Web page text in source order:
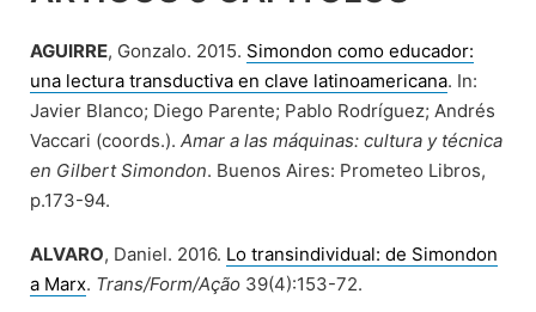
AGUIRRE, Gonzalo. 2015. Simondon como educador:
una lectura transductiva en clave latinoamericana. In:
Javier Blanco; Diego Parente; Pablo Rodríguez; Andrés
Vaccari (coords.). Amar a las máquinas: cultura y técnica
en Gilbert Simondon. Buenos Aires: Prometeo Libros,
p.173-94.
ALVARO, Daniel. 2016. Lo transindividual: de Simondon
a Marx. Trans/Form/Ação 39(4):153-72.